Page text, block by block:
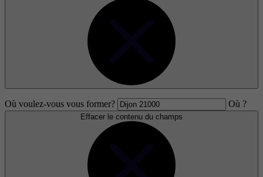
Où voulez-vous vous former? Où ?
Effacer le contenu du champs